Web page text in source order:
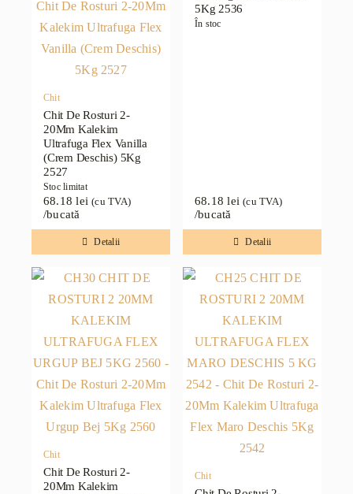
Chit
Chit De Rosturi 2-
20Mm Kalekim
Ultrafuga Flex Vanilla
(Crem Deschis) 5Kg
2527
Stoc limitat
68.18lei (cu TVA)
/bucată
Detalii
5Kg 2536
În stoc
68.18lei (cu TVA)
/bucată
Detalii
Chit
Chit De Rosturi 2-
20Mm Kalekim
Chit